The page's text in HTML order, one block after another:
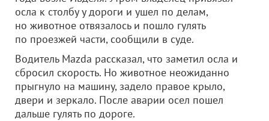
осла к столбу у дороги и ушел по делам,
но животное отвязалось и пошло гулять
по проезжей части, сообщили в суде.
Водитель Mazda рассказал, что заметил осла и
сбросил скорость. Но животное неожиданно
прыгнуло на машину, задело правое крыло,
двери и зеркало. После аварии осел пошел
дальше гулять по дороге.